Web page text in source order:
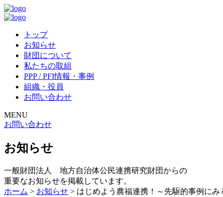
トップ
お知らせ
財団について
私たちの取組
PPP / PFI情報・事例
組織・役員
お問い合わせ
MENU
お問い合わせ
お知らせ
一般財団法人 地方自治体公民連携研究財団からの
重要なお知らせを掲載しています。
ホーム > お知らせ > はじめよう農福連携！～先駆的事例にみ